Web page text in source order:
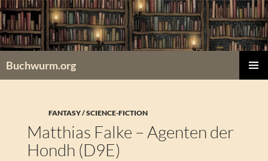
Zum
Inhalt
springen
Buchwurm.org
FANTASY / SCIENCE-FICTION
Matthias Falke – Agenten der
Hondh (D9E)